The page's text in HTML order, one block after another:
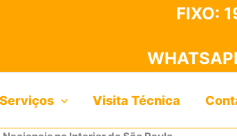
FIXO:
Serviços Visita Técnica